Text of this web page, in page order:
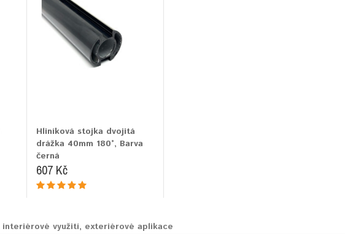
Hliníková stojka dvojitá
drážka 40mm 180°, Barva
černá
607 Kč
interiérové využití, exteriérové aplikace